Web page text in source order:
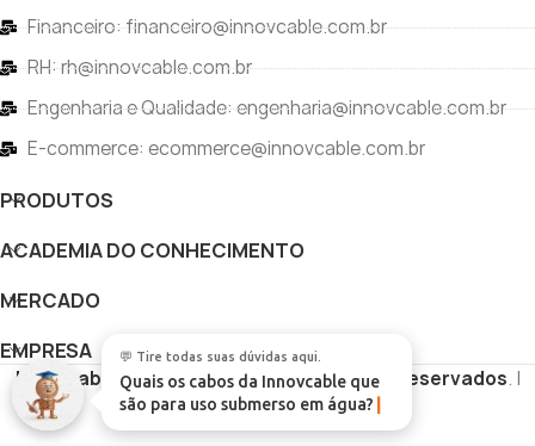
💬 Tire todas suas dúvidas aqui.
Quais os cabos da Innovcable que
são para uso submerso em água?
Financeiro: financeiro@innovcable.com.br
RH: rh@innovcable.com.br
Engenharia e Qualidade: engenharia@innovcable.com.br
E-commerce: ecommerce@innovcable.com.br
PRODUTOS
ACADEMIA DO CONHECIMENTO
MERCADO
EMPRESA
Innovcable Copyright Todos os direitos reservados. |
Desenvolvido porVértice Digital